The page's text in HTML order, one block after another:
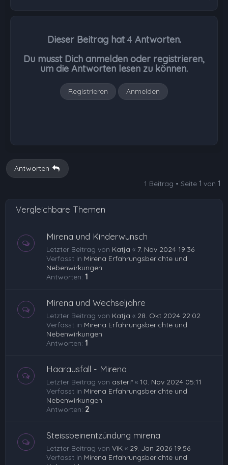
Dieser Beitrag hat4 Antworten.
Du musst Dich anmelden oder registrieren,
um die Antworten lesen zu können.
Registrieren Anmelden
Antworten
1 Beitrag • Seite 1 von 1
Vergleichbare Themen
Mirena und Kinderwunsch
Letzter Beitrag von Katja « 7. Nov 2024 19:36
Verfasst in Mirena Erfahrungsberichte und
Nebenwirkungen
Antworten: 1
Mirena und Wechseljahre
Letzter Beitrag von Katja « 28. Okt 2024 22:02
Verfasst in Mirena Erfahrungsberichte und
Nebenwirkungen
Antworten: 1
Haarausfall - Mirena
Letzter Beitrag von asteri* « 10. Nov 2024 05:11
Verfasst in Mirena Erfahrungsberichte und
Nebenwirkungen
Antworten: 2
Steissbeinentzündung mirena
Letzter Beitrag von ViK « 29. Jan 2026 19:56
Verfasst in Mirena Erfahrungsberichte und